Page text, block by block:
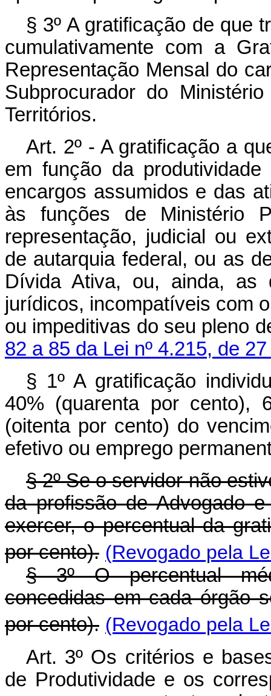
§ 3º A gratificação de que
cumulativamente com a
Representação Mensal do
Subprocurador do
Territórios.
Art. 2º - A gratificação a
em função da
encargos assumidos e das
às funções de Ministério
representação, judicial ou
de autarquia federal, ou as
Dívida Ativa, ou, ainda, as
jurídicos, incompatíveis com
ou impeditivas do seu pleno
82 a 85 da Lei nº 4.215, de
§ 1º A gratificação
40% (quarenta por cento),
(oitenta por cento) do
efetivo ou emprego
§ 2º Se o servidor não
da profissão de Advogado
exercer, o percentual da
por cento). (Revogado pela
§ 3º O percentual
concedidas em cada órgão
por cento). (Revogado pela
Art. 3º Os critérios e
de Produtividade e os